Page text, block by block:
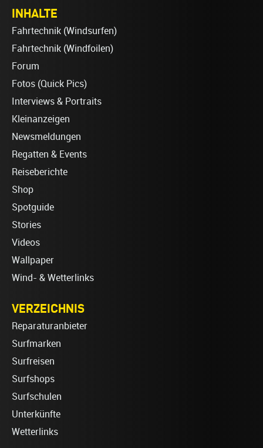
INHALTE
Fahrtechnik (Windsurfen)
Fahrtechnik (Windfoilen)
Forum
Fotos (Quick Pics)
Interviews & Portraits
Kleinanzeigen
Newsmeldungen
Regatten & Events
Reiseberichte
Shop
Spotguide
Stories
Videos
Wallpaper
Wind- & Wetterlinks
VERZEICHNIS
Reparaturanbieter
Surfmarken
Surfreisen
Surfshops
Surfschulen
Unterkünfte
Wetterlinks